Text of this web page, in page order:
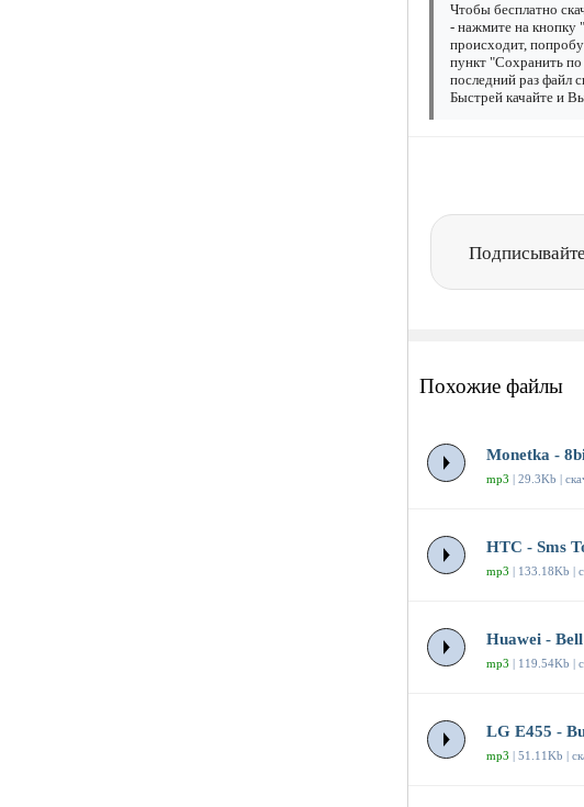
Чтобы бесплатно
- нажмите на кнопку
происходит,
пункт "Сохранить
последний раз файл
Быстрей качайте и
Похожие файлы
Monetka -
mp3 | 29.3Kb |
HTC - Sms
mp3 | 133.18Kb |
Huawei -
mp3 | 119.54Kb |
LG E455 -
mp3 | 51.11Kb |